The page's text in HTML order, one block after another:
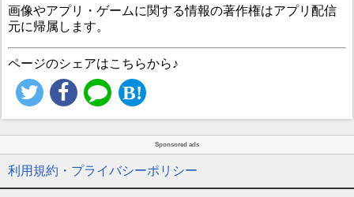
画像やアプリ・ゲームに関する情報の著作権はアプリ配信
元に帰属します。
ページのシェアはこちらから♪
Sponsored ads
利用規約・プライバシーポリシー